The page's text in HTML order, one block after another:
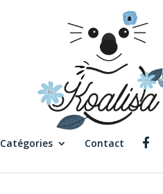
Catégories Contact